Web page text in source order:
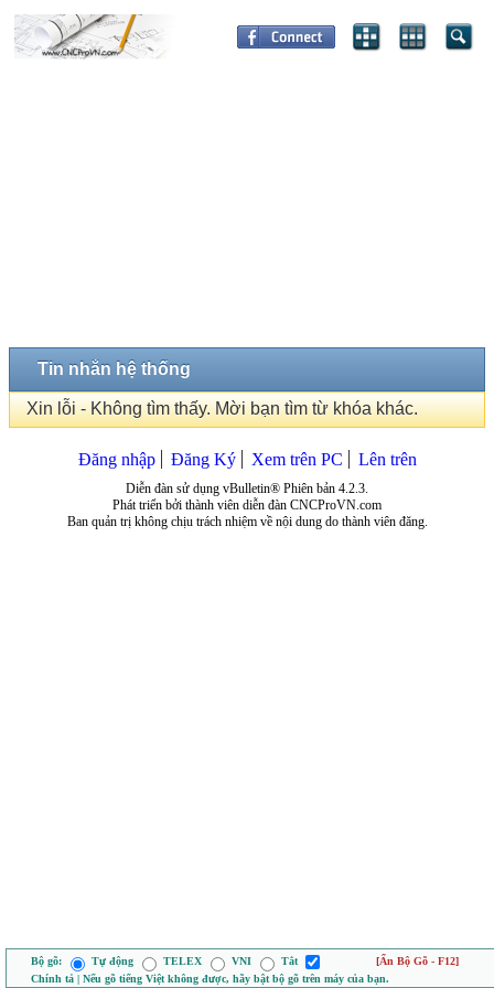
Tin nhắn hệ thống
Xin lỗi - Không tìm thấy. Mời bạn tìm từ khóa khác.
Đăng nhập Đăng Ký Xem trên PC Lên trên
Diễn đàn sử dụng vBulletin® Phiên bản 4.2.3.
Phát triển bởi thành viên diễn đàn CNCProVN.com
Ban quản trị không chịu trách nhiệm về nội dung do thành viên đăng.
Bộ gõ: Tự động TELEX VNI Tắt
[Ẩn Bộ Gõ - F12]
Chính tả | Nếu gõ tiếng Việt không được, hãy bật bộ gõ trên máy của bạn.